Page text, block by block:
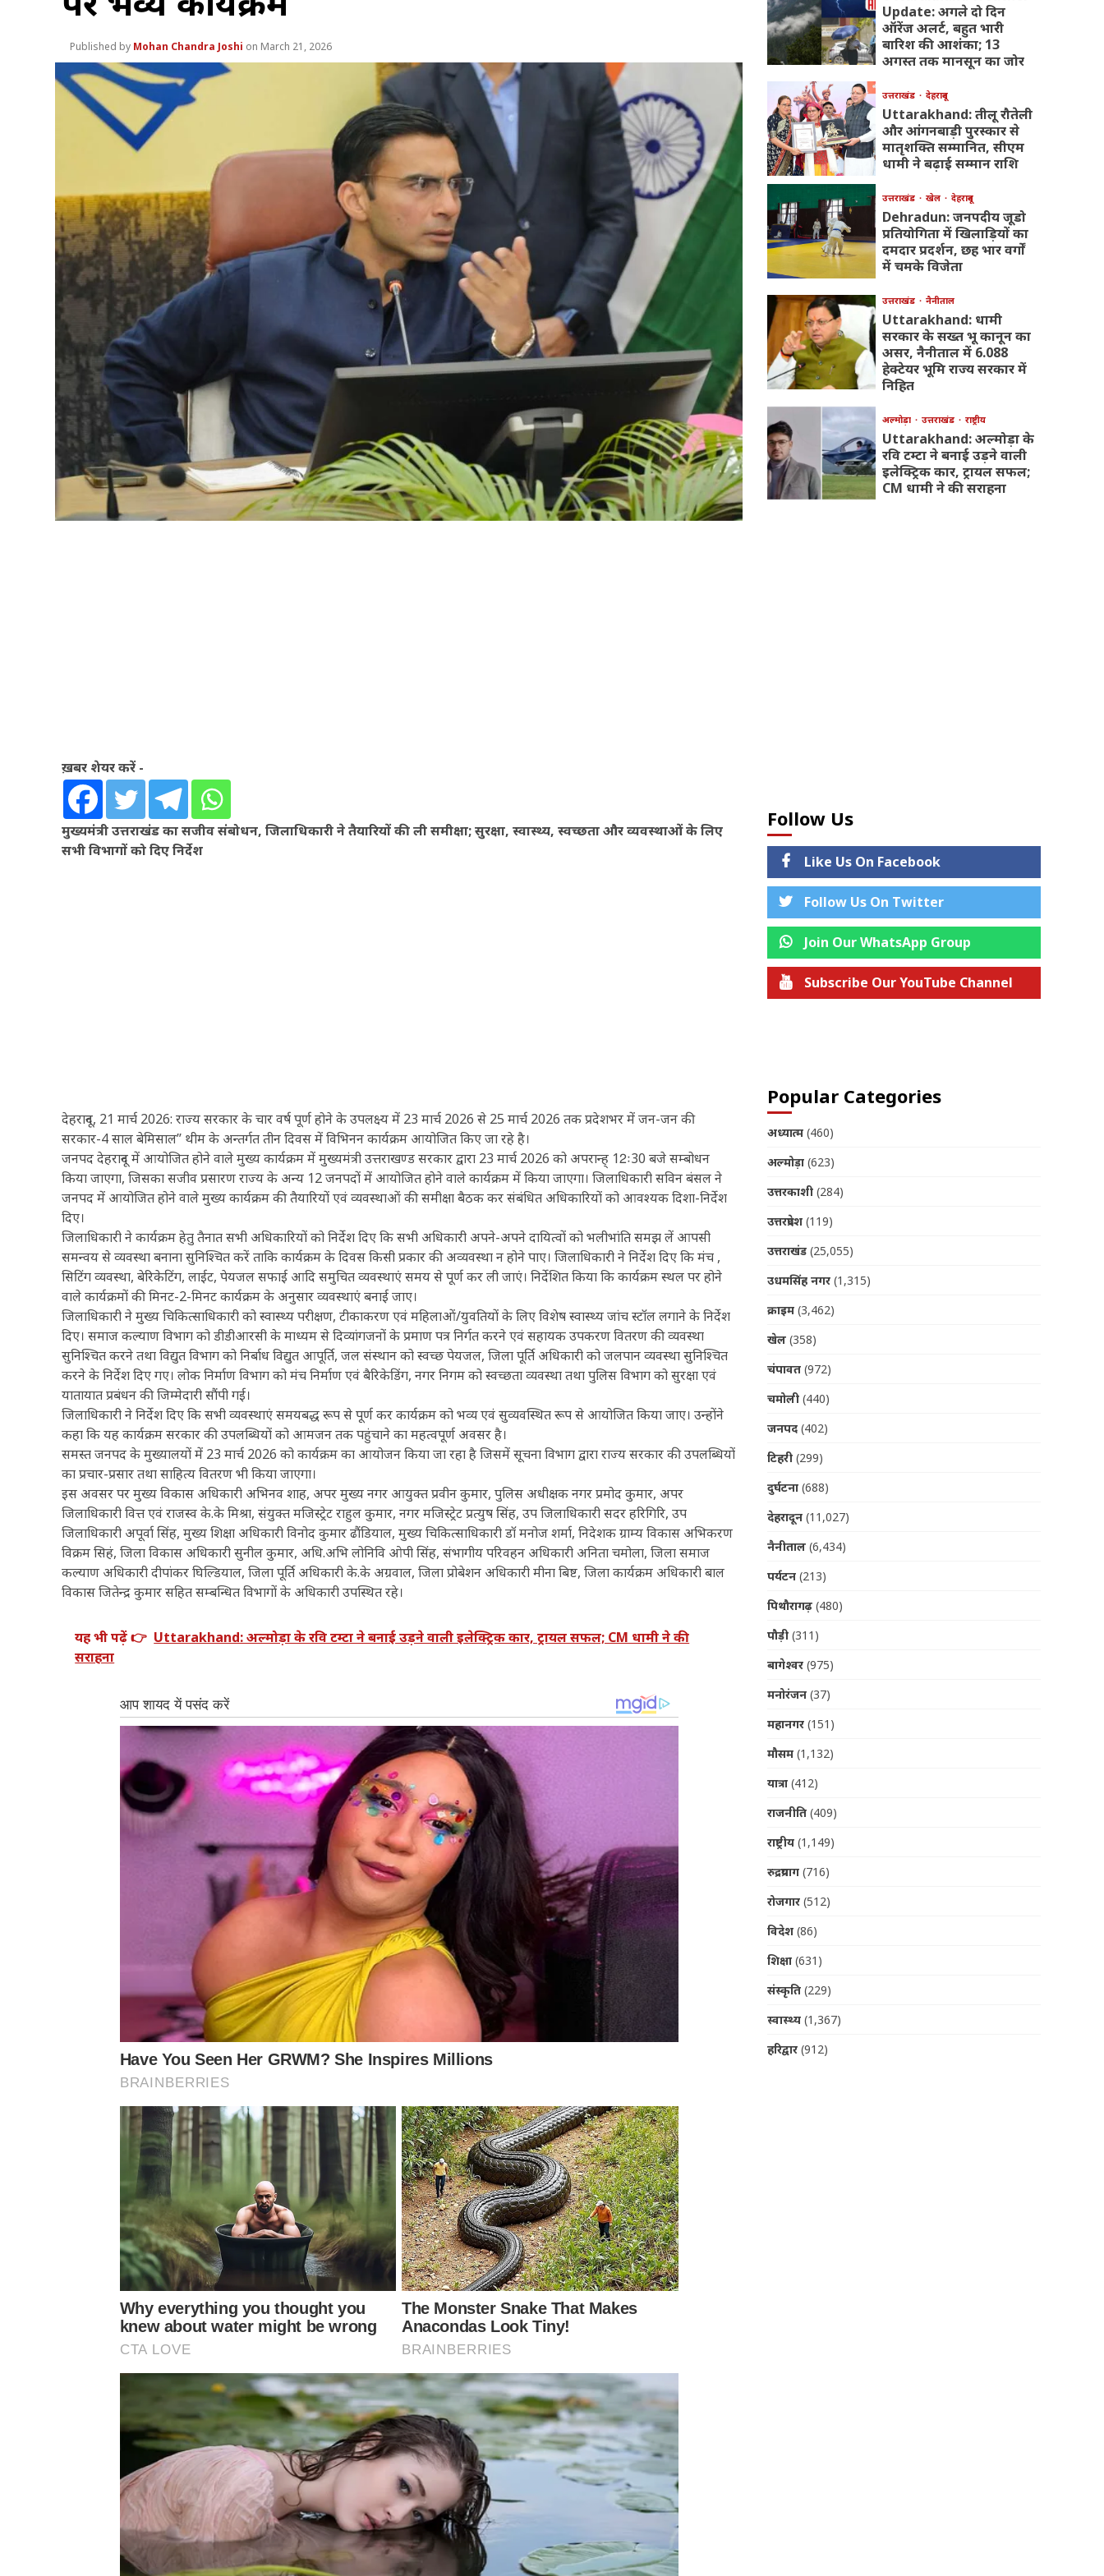
Mohan Chandra Joshi March 21, 2026
ख़बर शेयर करें -
मुख्यमंत्री उत्तराखंड का सजीव संबोधन, जिलाधिकारी ने तैयारियों की ली समीक्षा; सुरक्षा, स्वास्थ्य, स्वच्छता और व्यवस्थाओं के लिए
सभी विभागों को दिए निर्देश
देहरादून, 21 मार्च 2026: राज्य सरकार के चार वर्ष पूर्ण होने के उपलक्ष्य में 23 मार्च 2026 से 25 मार्च 2026 तक प्रदेशभर में जन-जन की
सरकार-4 साल बेमिसाल’’ थीम के अन्तर्गत तीन दिवस में विभिनन कार्यक्रम आयोजित किए जा रहे है।
जनपद देहरादून में आयोजित होने वाले मुख्य कार्यक्रम में मुख्यमंत्री उत्तराखण्ड सरकार द्वारा 23 मार्च 2026 को अपरान्ह् 12ः30 बजे सम्बोधन
किया जाएगा, जिसका सजीव प्रसारण राज्य के अन्य 12 जनपदों में आयोजित होने वाले कार्यक्रम में किया जाएगा। जिलाधिकारी सविन बंसल ने
जनपद में आयोजित होने वाले मुख्य कार्यक्रम की तैयारियों एवं व्यवस्थाओं की समीक्षा बैठक कर संबंधित अधिकारियों को आवश्यक दिशा-निर्देश
दिए।
जिलाधिकारी ने कार्यक्रम हेतु तैनात सभी अधिकारियों को निर्देश दिए कि सभी अधिकारी अपने-अपने दायित्वों को भलीभांति समझ लें आपसी
समन्वय से व्यवस्था बनाना सुनिश्चित करें ताकि कार्यक्रम के दिवस किसी प्रकार की अव्यवस्था न होने पाए। जिलाधिकारी ने निर्देश दिए कि मंच ,
सिटिंग व्यवस्था, बेरिकेटिंग, लाईट, पेयजल सफाई आदि समुचित व्यवस्थाएं समय से पूर्ण कर ली जाएं। निर्देशित किया कि कार्यक्रम स्थल पर होने
वाले कार्यक्रमों की मिनट-2-मिनट कार्यक्रम के अनुसार व्यवस्थाएं बनाई जाए।
जिलाधिकारी ने मुख्य चिकित्साधिकारी को स्वास्थ्य परीक्षण, टीकाकरण एवं महिलाओं/युवतियों के लिए विशेष स्वास्थ्य जांच स्टॉल लगाने के निर्देश
दिए। समाज कल्याण विभाग को डीडीआरसी के माध्यम से दिव्यांगजनों के प्रमाण पत्र निर्गत करने एवं सहायक उपकरण वितरण की व्यवस्था
सुनिश्चित करने तथा विद्युत विभाग को निर्बाध विद्युत आपूर्ति, जल संस्थान को स्वच्छ पेयजल, जिला पूर्ति अधिकारी को जलपान व्यवस्था सुनिश्चित
करने के निर्देश दिए गए। लोक निर्माण विभाग को मंच निर्माण एवं बैरिकेडिंग, नगर निगम को स्वच्छता व्यवस्था तथा पुलिस विभाग को सुरक्षा एवं
यातायात प्रबंधन की जिम्मेदारी सौंपी गई।
जिलाधिकारी ने निर्देश दिए कि सभी व्यवस्थाएं समयबद्ध रूप से पूर्ण कर कार्यक्रम को भव्य एवं सुव्यवस्थित रूप से आयोजित किया जाए। उन्होंने
कहा कि यह कार्यक्रम सरकार की उपलब्धियों को आमजन तक पहुंचाने का महत्वपूर्ण अवसर है।
समस्त जनपद के मुख्यालयों में 23 मार्च 2026 को कार्यक्रम का आयोजन किया जा रहा है जिसमें सूचना विभाग द्वारा राज्य सरकार की उपलब्धियों
का प्रचार-प्रसार तथा साहित्य वितरण भी किया जाएगा।
इस अवसर पर मुख्य विकास अधिकारी अभिनव शाह, अपर मुख्य नगर आयुक्त प्रवीन कुमार, पुलिस अधीक्षक नगर प्रमोद कुमार, अपर
जिलाधिकारी वित्त एवं राजस्व के.के मिश्रा, संयुक्त मजिस्ट्रेट राहुल कुमार, नगर मजिस्ट्रेट प्रत्युष सिंह, उप जिलाधिकारी सदर हरिगिरि, उप
जिलाधिकारी अपूर्वा सिंह, मुख्य शिक्षा अधिकारी विनोद कुमार ढौंडियाल, मुख्य चिकित्साधिकारी डॉ मनोज शर्मा, निदेशक ग्राम्य विकास अभिकरण
विक्रम सिहं, जिला विकास अधिकारी सुनील कुमार, अधि.अभि लोनिवि ओपी सिंह, संभागीय परिवहन अधिकारी अनिता चमोला, जिला समाज
कल्याण अधिकारी दीपांकर घिल्डियाल, जिला पूर्ति अधिकारी के.के अग्रवाल, जिला प्रोबेशन अधिकारी मीना बिष्ट, जिला कार्यक्रम अधिकारी बाल
विकास जितेन्द्र कुमार सहित सम्बन्धित विभागों के अधिकारी उपस्थित रहे।
यह भी पढ़ें 👉 Uttarakhand: अल्मोड़ा के रवि टम्टा ने बनाई उड़ने वाली इलेक्ट्रिक कार, ट्रायल सफल; CM धामी ने की
सराहना
Update: अगले दो दिन
ऑरेंज अलर्ट, बहुत भारी
बारिश की आशंका; 13
अगस्त तक मानसून का जोर
उत्तराखंड देहरादून
Uttarakhand: तीलू रौतेली
और आंगनबाड़ी पुरस्कार से
मातृशक्ति सम्मानित, सीएम
धामी ने बढ़ाई सम्मान राशि
उत्तराखंड खेल देहरादून
Dehradun: जनपदीय जूडो
प्रतियोगिता में खिलाड़ियों का
दमदार प्रदर्शन, छह भार वर्गों
में चमके विजेता
उत्तराखंड नैनीताल
Uttarakhand: धामी
सरकार के सख्त भू कानून का
असर, नैनीताल में 6.088
हेक्टेयर भूमि राज्य सरकार में
निहित
अल्मोड़ा उत्तराखंड राष्ट्रीय
Uttarakhand: अल्मोड़ा के
रवि टम्टा ने बनाई उड़ने वाली
इलेक्ट्रिक कार, ट्रायल सफल;
CM धामी ने की सराहना
Follow Us
Like Us On Facebook
Follow Us On Twitter
Join Our WhatsApp Group
Subscribe Our YouTube Channel
Popular Categories
अध्यात्म(460)
अल्मोड़ा(623)
उत्तरकाशी(284)
उत्तरप्रदेश(119)
उत्तराखंड(25,055)
उधमसिंह नगर(1,315)
क्राइम(3,462)
खेल(358)
चंपावत(972)
चमोली(440)
जनपद(402)
टिहरी(299)
दुर्घटना(688)
देहरादून(11,027)
नैनीताल(6,434)
पर्यटन(213)
पिथौरागढ़(480)
पौड़ी(311)
बागेश्वर(975)
मनोरंजन(37)
महानगर(151)
मौसम(1,132)
यात्रा(412)
राजनीति(409)
राष्ट्रीय(1,149)
रुद्रप्रयाग(716)
रोजगार(512)
विदेश(86)
शिक्षा(631)
संस्कृति(229)
स्वास्थ्य(1,367)
हरिद्वार(912)